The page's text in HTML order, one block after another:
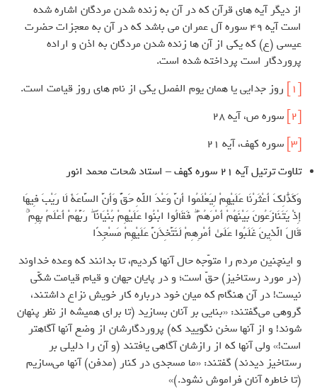
از دیگر آیه های قرآن که در آن به زنده شدن مردگان اشاره شده
است آیه 49 سوره آل عمران می باشد که در آن به معجزات حضرت
عیسی (ع) که یکی از آن ها زنده شدن مردگان به اذن و اراده
پروردگار است پرداخته شده است.
[1]
روز جدایی یا همان یوم الفصل یکی از نام های روز قیامت است.
[2]
سوره ص، آیه 28
[3]
سوره کهف، آیه 21
تلاوت ترتیل آیه 21 سوره کهف – استاد شحات محمد انور
وَكَذَٰلِكَ أَعْثَرْنَا عَلَيْهِمْ لِيَعْلَمُوا أَنَّ وَعْدَ اللَّهِ حَقٌّ وَأَنَّ السَّاعَةَ لَا رَيْبَ فِيهَا
إِذْ يَتَنَازَعُونَ بَيْنَهُمْ أَمْرَهُمْ ۖ فَقَالُوا ابْنُوا عَلَيْهِمْ بُنْيَانًا ۖ رَبُّهُمْ أَعْلَمُ بِهِمْ ۚ
قَالَ الَّذِينَ غَلَبُوا عَلَىٰ أَمْرِهِمْ لَنَتَّخِذَنَّ عَلَيْهِمْ مَسْجِدًا
و اینچنین مردم را متوّجه حال آنها کردیم، تا بدانند که وعده خداوند
(در مورد رستاخیز) حقّ است؛ و در پایان جهان و قیام قیامت شکّی
نیست! در آن هنگام که میان خود درباره کار خویش نزاع داشتند،
گروهی می‌گفتند: «بنایی بر آنان بسازید (تا برای همیشه از نظر پنهان
شوند! و از آنها سخن نگویید که) پروردگارشان از وضع آنها آگاهتر
است!» ولی آنها که از رازشان آگاهی یافتند (و آن را دلیلی بر
رستاخیز دیدند) گفتند: «ما مسجدی در کنار (مدفن) آنها می‌سازیم
(تا خاطره آنان فراموش نشود.)»